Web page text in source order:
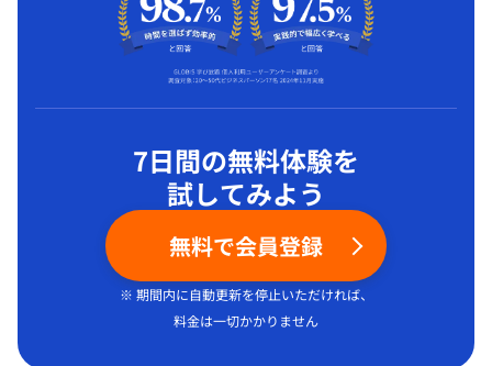
7日間の無料体験を
試してみよう
無料で会員登録
※ 期間内に自動更新を停止いただければ、
料金は一切かかりません